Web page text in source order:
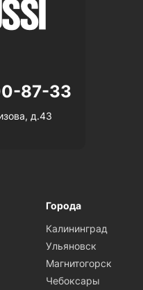
87-33
д.43
Города
Калининград
Ульяновск
Магнитогорск
Чебоксары